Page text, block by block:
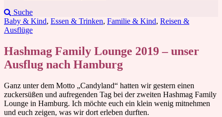
Suche
Baby & Kind, Essen & Trinken, Familie & Kind, Reisen &
Ausflüge
Hashmag Family Lounge 2019 – unser
Ausflug nach Hamburg
Ganz unter dem Motto „Candyland“ hatten wir gestern einen
zuckersüßen und aufregenden Tag bei der zweiten Hashmag Family
Lounge in Hamburg. Ich möchte euch ein klein wenig mitnehmen
und euch zeigen, was wir dort erleben durften.